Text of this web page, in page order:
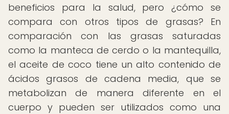
beneficios para la salud, pero ¿cómo se
compara con otros tipos de grasas? En
comparación con las grasas saturadas
como la manteca de cerdo o la mantequilla,
el aceite de coco tiene un alto contenido de
ácidos grasos de cadena media, que se
metabolizan de manera diferente en el
cuerpo y pueden ser utilizados como una